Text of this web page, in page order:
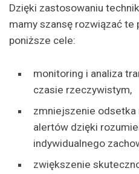
Dzięki zastosowaniu
mamy szansę rozwiązać te
poniższe cele:
monitoring i analiza
czasie rzeczywistym,
zmniejszenie odsetka
alertów dzięki
indywidualnego
zwiększenie